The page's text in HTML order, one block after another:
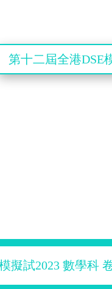
第十二屆全港DSE
擬試2023 數學科